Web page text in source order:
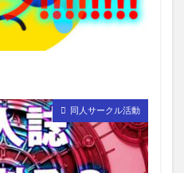
同人サークル活動